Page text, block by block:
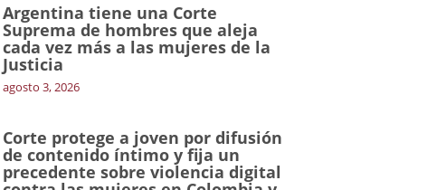
Argentina tiene una Corte
Suprema de hombres que aleja
cada vez más a las mujeres de la
Justicia
agosto 3, 2026
Corte protege a joven por difusión
de contenido íntimo y fija un
precedente sobre violencia digital